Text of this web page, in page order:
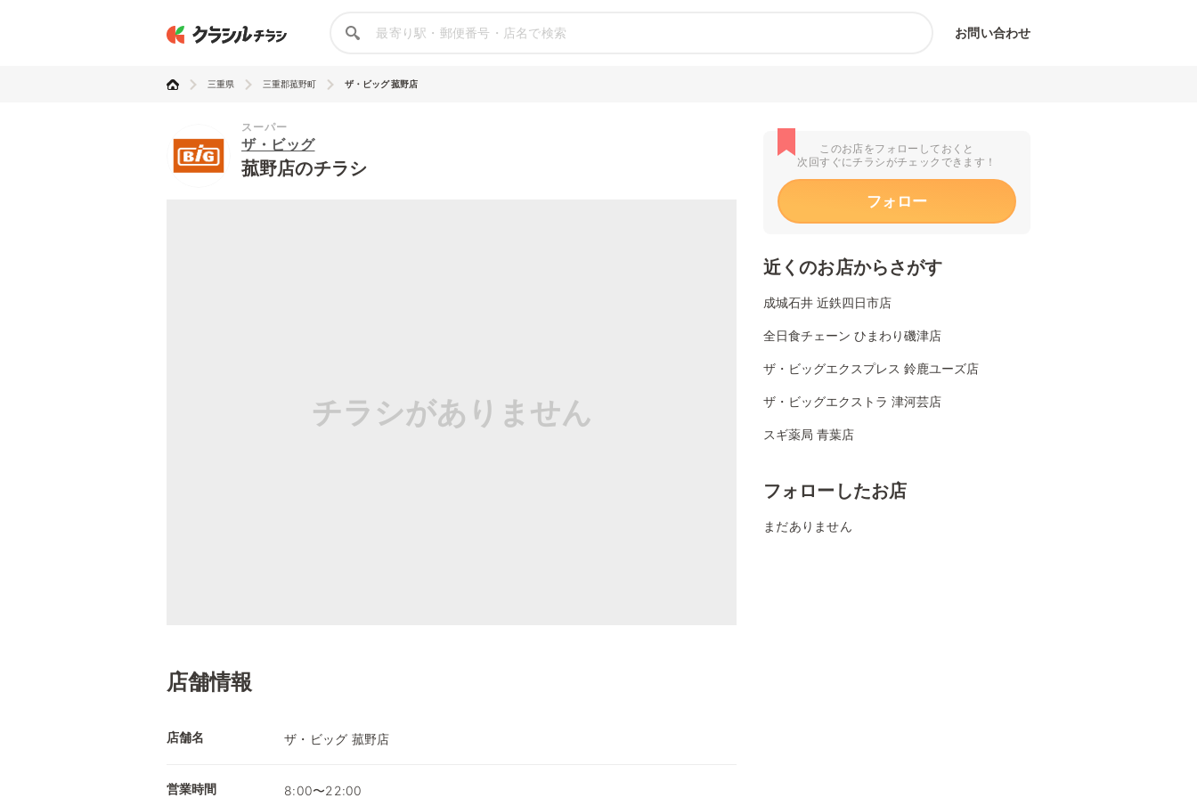
お問い合わせ
三重県 三重郡菰野町 ザ・ビッグ 菰野店
スーパー
ザ・ビッグ
菰野店のチラシ
チラシがありません
店舗情報
店舗名 ザ・ビッグ 菰野店
営業時間 8:00〜22:00
このお店をフォローしておくと
次回すぐにチラシがチェックできます！
フォロー
近くのお店からさがす
成城石井 近鉄四日市店
全日食チェーン ひまわり磯津店
ザ・ビッグエクスプレス 鈴鹿ユーズ店
ザ・ビッグエクストラ 津河芸店
スギ薬局 青葉店
フォローしたお店
まだありません